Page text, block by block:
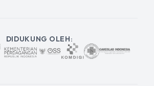
DIDUKUNG OLEH: